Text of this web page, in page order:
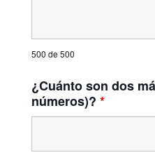
500 de 500
¿Cuánto son dos
números)? *